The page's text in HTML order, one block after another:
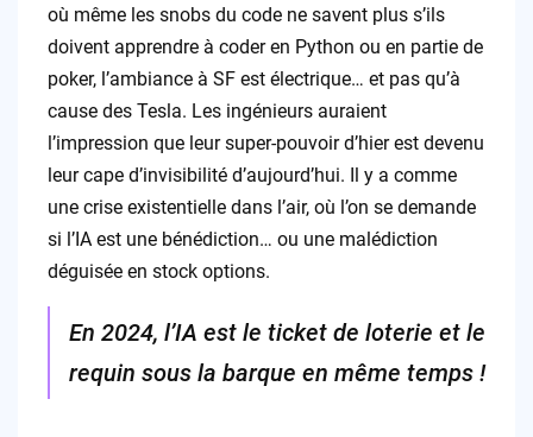
où même les snobs du code ne savent plus s’ils
doivent apprendre à coder en Python ou en partie de
poker, l’ambiance à SF est électrique… et pas qu’à
cause des Tesla. Les ingénieurs auraient
l’impression que leur super-pouvoir d’hier est devenu
leur cape d’invisibilité d’aujourd’hui. Il y a comme
une crise existentielle dans l’air, où l’on se demande
si l’IA est une bénédiction… ou une malédiction
déguisée en stock options.
En 2024, l’IA est le ticket de loterie et le
requin sous la barque en même temps !